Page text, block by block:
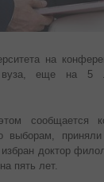
на
вуза, еще на 5
сообщается
выборам,
доктор
пять лет.